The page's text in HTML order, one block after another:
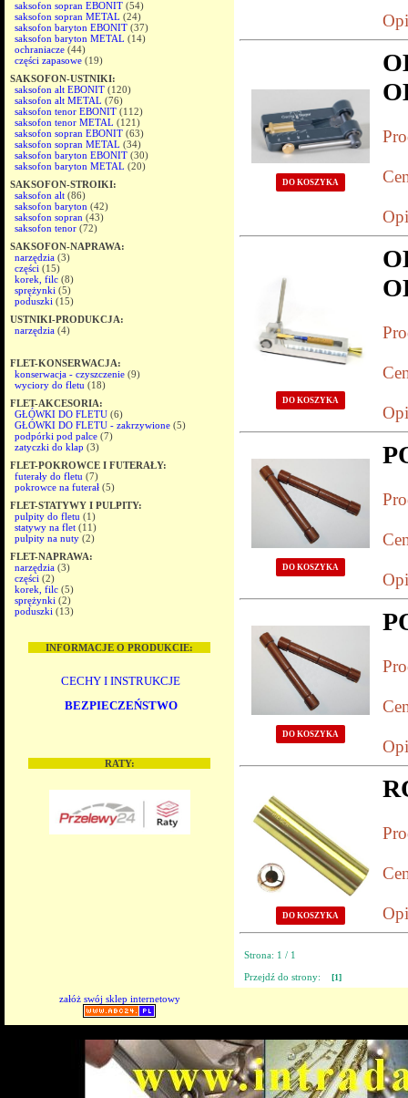
saksofon sopran EBONIT (54)
saksofon sopran METAL (24)
saksofon baryton EBONIT (37)
saksofon baryton METAL (14)
ochraniacze (44)
części zapasowe (19)
SAKSOFON-USTNIKI:
saksofon alt EBONIT (120)
saksofon alt METAL (76)
saksofon tenor EBONIT (112)
saksofon tenor METAL (121)
saksofon sopran EBONIT (63)
saksofon sopran METAL (34)
saksofon baryton EBONIT (30)
saksofon baryton METAL (20)
SAKSOFON-STROIKI:
saksofon alt (86)
saksofon baryton (42)
saksofon sopran (43)
saksofon tenor (72)
SAKSOFON-NAPRAWA:
narzędzia (3)
części (15)
korek, filc (8)
sprężynki (5)
poduszki (15)
USTNIKI-PRODUKCJA:
narzędzia (4)
FLET-KONSERWACJA:
konserwacja - czyszczenie (9)
wyciory do fletu (18)
FLET-AKCESORIA:
GŁÓWKI DO FLETU (6)
GŁÓWKI DO FLETU - zakrzywione (5)
podpórki pod palce (7)
zatyczki do klap (3)
FLET-POKROWCE I FUTERAŁY:
futerały do fletu (7)
pokrowce na futerał (5)
FLET-STATYWY I PULPITY:
pulpity do fletu (1)
statywy na flet (11)
pulpity na nuty (2)
FLET-NAPRAWA:
narzędzia (3)
części (2)
korek, filc (5)
sprężynki (2)
poduszki (13)
INFORMACJE O PRODUKCIE:
CECHY I INSTRUKCJE
BEZPIECZEŃSTWO
RATY:
DO KOSZYKA
DO KOSZYKA
DO KOSZYKA
DO KOSZYKA
DO KOSZYKA
Strona: 1 / 1
Przejdź do strony:
[1]
załóż swój sklep internetowy